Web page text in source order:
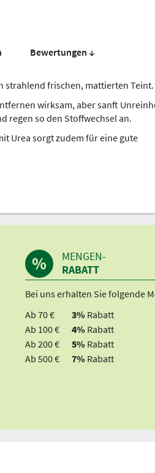
Bewer­tungen ↓
strahlend frischen, mattierten Teint.
wirksam, aber sanft
regen so den Stoffwechsel an.
Urea sorgt zudem für eine gute
MENGEN-
RABATT
Bei uns erhalten Sie folgende
Ab 70 €
3% Rabatt
Ab 100 €
4% Rabatt
Ab 200 €
5% Rabatt
Ab 500 €
7% Rabatt